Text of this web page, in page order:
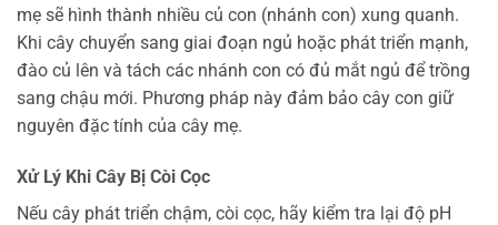
mẹ sẽ hình thành nhiều củ con (nhánh con) xung quanh.
Khi cây chuyển sang giai đoạn ngủ hoặc phát triển mạnh,
đào củ lên và tách các nhánh con có đủ mắt ngủ để trồng
sang chậu mới. Phương pháp này đảm bảo cây con giữ
nguyên đặc tính của cây mẹ.
Xử Lý Khi Cây Bị Còi Cọc
Nếu cây phát triển chậm, còi cọc, hãy kiểm tra lại độ pH